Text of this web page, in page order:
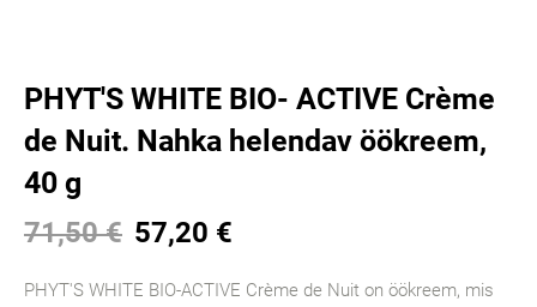
PHYT'S WHITE BIO- ACTIVE Crème
de Nuit. Nahka helendav öökreem,
40 g
71,50 € 57,20 €
PHYT'S WHITE BIO-ACTIVE Crème de Nuit on öökreem, mis